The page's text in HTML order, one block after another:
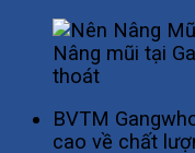
Nâng mũi tại
thoát
BVTM
cao về chất